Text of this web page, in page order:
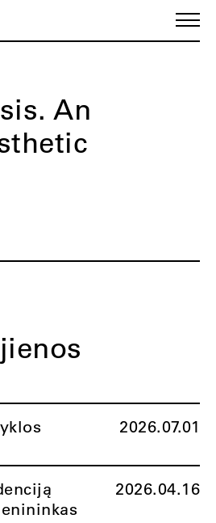
An
2026.07.01
2026.04.16